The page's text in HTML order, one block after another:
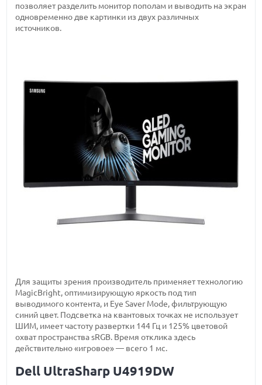
позволяет разделить монитор пополам и выводить на экран
одновременно две картинки из двух различных
источников.
Для защиты зрения производитель применяет технологию
MagicBright, оптимизирующую яркость под тип
выводимого контента, и Eye Saver Mode, фильтрующую
синий цвет. Подсветка на квантовых точках не использует
ШИМ, имеет частоту развертки 144 Гц и 125% цветовой
охват пространства sRGB. Время отклика здесь
действительно «игровое» — всего 1 мс.
Dell UltraSharp U4919DW